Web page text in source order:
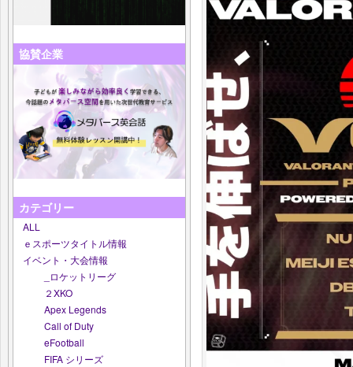
協賛企業
カテゴリー
ALL
ｅスポーツタイトル情報
イベント・大会情報
_ロケットリーグ
２XKO
Apex Legends
Call of Duty
eFootball
FIFA シリーズ